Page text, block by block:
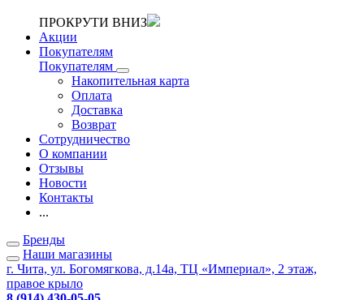
ПРОКРУТИ ВНИЗ
Акции
Покупателям
Покупателям
Накопительная карта
Оплата
Доставка
Возврат
Сотрудничество
О компании
Отзывы
Новости
Контакты
...
Бренды
Наши магазины
г. Чита, ул. Богомягкова, д.14а, ТЦ «Империал», 2 этаж,
правое крыло